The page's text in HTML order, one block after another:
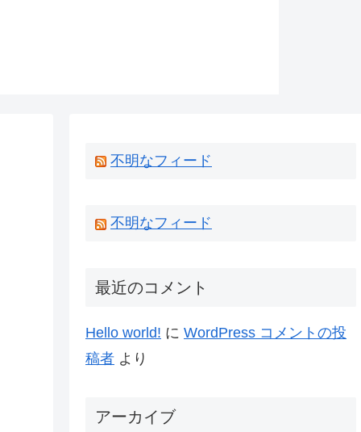
不明なフィード
不明なフィード
最近のコメント
Hello world! に WordPress コメントの投
稿者 より
アーカイブ